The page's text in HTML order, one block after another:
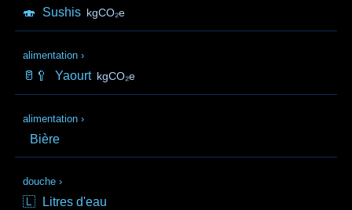
🍣 Sushis kgCO₂e
alimentation ›
🥛🥄 Yaourt kgCO₂e
alimentation ›
Bière
douche ›
🇱 Litres d'eau